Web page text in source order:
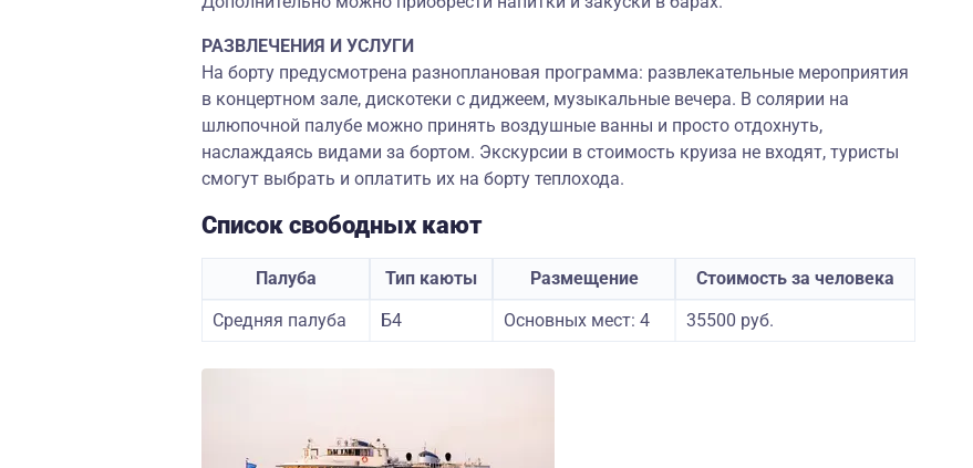
РАЗВЛЕЧЕНИЯ И УСЛУГИ
На борту предусмотрена разноплановая программа: развлекательные мероприятия
в концертном зале, дискотеки с диджеем, музыкальные вечера. В солярии на
шлюпочной палубе можно принять воздушные ванны и просто отдохнуть,
наслаждаясь видами за бортом. Экскурсии в стоимость круиза не входят, туристы
смогут выбрать и оплатить их на борту теплохода.
Список свободных кают
Палуба Тип каюты Размещение
Стоимость за человека
Средняя палуба
Б4 Основных мест: 4 35500 руб.